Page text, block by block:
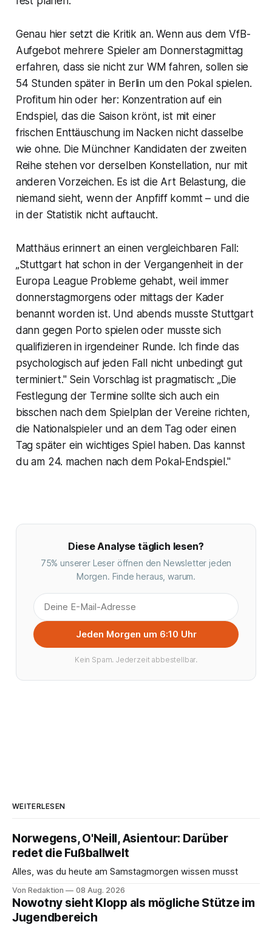
Genau hier setzt die Kritik an. Wenn aus dem VfB-
Aufgebot mehrere Spieler am Donnerstagmittag
erfahren, dass sie nicht zur WM fahren, sollen sie
54 Stunden später in Berlin um den Pokal spielen.
Profitum hin oder her: Konzentration auf ein
Endspiel, das die Saison krönt, ist mit einer
frischen Enttäuschung im Nacken nicht dasselbe
wie ohne. Die Münchner Kandidaten der zweiten
Reihe stehen vor derselben Konstellation, nur mit
anderen Vorzeichen. Es ist die Art Belastung, die
niemand sieht, wenn der Anpfiff kommt – und die
in der Statistik nicht auftaucht.
Matthäus erinnert an einen vergleichbaren Fall:
„Stuttgart hat schon in der Vergangenheit in der
Europa League Probleme gehabt, weil immer
donnerstagmorgens oder mittags der Kader
benannt worden ist. Und abends musste Stuttgart
dann gegen Porto spielen oder musste sich
qualifizieren in irgendeiner Runde. Ich finde das
psychologisch auf jeden Fall nicht unbedingt gut
terminiert." Sein Vorschlag ist pragmatisch: „Die
Festlegung der Termine sollte sich auch ein
bisschen nach dem Spielplan der Vereine richten,
die Nationalspieler und an dem Tag oder einen
Tag später ein wichtiges Spiel haben. Das kannst
du am 24. machen nach dem Pokal-Endspiel."
Diese Analyse täglich lesen?
75% unserer Leser öffnen den Newsletter jeden
Morgen. Finde heraus, warum.
Jeden Morgen um 6:10 Uhr
Kein Spam. Jederzeit abbestellbar.
WEITERLESEN
Norwegens, O'Neill, Asientour: Darüber
redet die Fußballwelt
Alles, was du heute am Samstagmorgen wissen musst
Von Redaktion 08 Aug. 2026
Nowotny sieht Klopp als mögliche Stütze im
Jugendbereich